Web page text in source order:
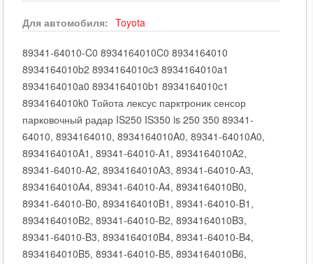
Для автомобиля: Toyota
89341-64010-C0 8934164010C0 8934164010
8934164010b2 8934164010c3 8934164010a1
8934164010a0 8934164010b1 8934164010c1
8934164010k0 Тойота лексус парктроник сенсор
парковочный радар IS250 IS350 is 250 350 89341-
64010, 8934164010, 8934164010A0, 89341-64010A0,
8934164010A1, 89341-64010-A1, 8934164010A2,
89341-64010-A2, 8934164010A3, 89341-64010-A3,
8934164010A4, 89341-64010-A4, 8934164010B0,
89341-64010-B0, 8934164010B1, 89341-64010-B1,
8934164010B2, 89341-64010-B2, 8934164010B3,
89341-64010-B3, 8934164010B4, 89341-64010-B4,
8934164010B5, 89341-64010-B5, 8934164010B6,